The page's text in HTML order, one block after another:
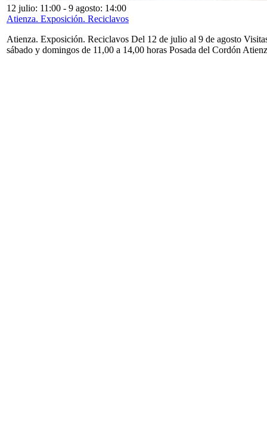
12 julio: 11:00 - 9 agosto: 14:00
Atienza. Exposición. Reciclavos
Atienza. Exposición. Reciclavos Del 12 de julio al 9 de agosto
sábado y domingos de 11,00 a 14,00 horas Posada del Cordón